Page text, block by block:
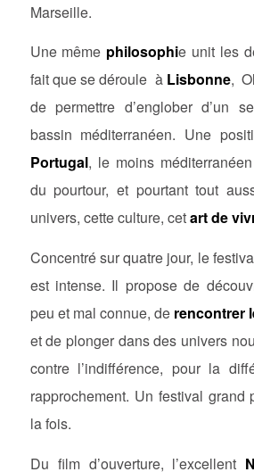
Marseille.
Une même philosophie unit les
fait que se déroule à Lisbonne,
de permettre d’englober d’un
bassin méditerranéen. Une
Portugal, le moins
du pourtour, et pourtant tout
univers, cette culture, cetart de
Concentré sur quatre jour, le
est intense. Il propose de
peu et mal connue, de rencontrer
et de plonger dans des univers
contre l’indifférence, pour la
rapprochement. Un festival grand
la fois.
Du film d’ouverture, l’excellent